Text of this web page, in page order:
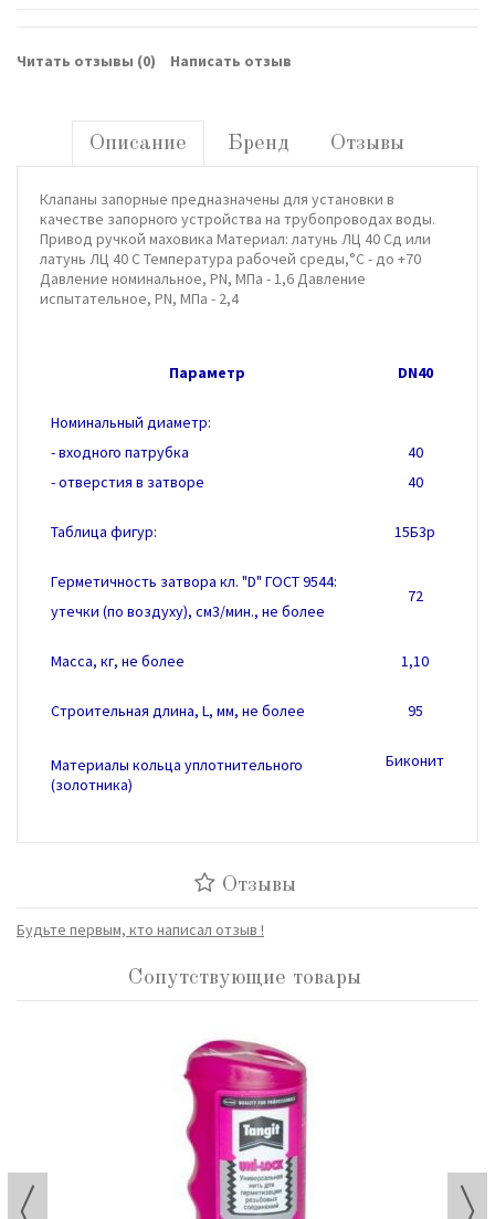
Читать отзывы (0) Написать отзыв
Описание Бренд Отзывы
Клапаны запорные предназначены для установки в
качестве запорного устройства на трубопроводах воды.
Привод ручкой маховика Материал: латунь ЛЦ 40 Сд или
латунь ЛЦ 40 С Температура рабочей среды,°С - до +70
Давление номинальное, PN, МПа - 1,6 Давление
испытательное, PN, МПа - 2,4
Параметр DN40
Номинальный диаметр:
- входного патрубка
- отверстия в затворе
40
40
Таблица фигур: 15Б3р
Герметичность затвора кл. "D" ГОСТ 9544:
утечки (по воздуху), см3/мин., не более
72
Масса, кг, не более 1,10
Строительная длина, L, мм, не более 95
Материалы кольца уплотнительного
(золотника)
Биконит
Отзывы
Будьте первым, кто написал отзыв !
Сопутствующие товары